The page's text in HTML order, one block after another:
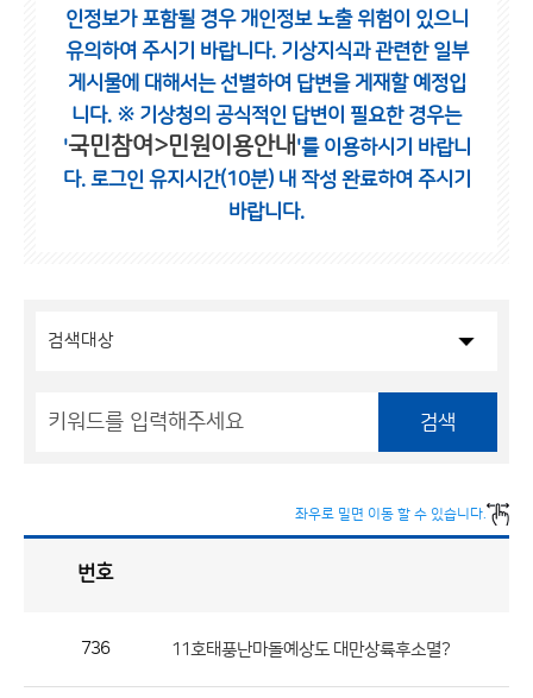
인정보가 포함될 경우 개인정보 노출 위험이 있으니
유의하여 주시기 바랍니다. 기상지식과 관련한 일부
게시물에 대해서는 선별하여 답변을 게재할 예정입
니다. ※ 기상청의 공식적인 답변이 필요한 경우는
'국민참여>민원이용안내 '를 이용하시기 바랍니
다. 로그인 유지시간(10분) 내 작성 완료하여 주시기
바랍니다.
검색
좌우로 밀면 이동 할 수 있습니다.
번호
736 11호태풍난마돌예상도 대만상륙후소멸?